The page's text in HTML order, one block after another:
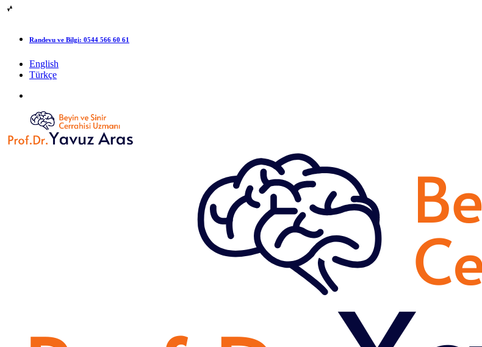
Randevu ve Bilgi: 0544 566 60 61
English
Türkçe